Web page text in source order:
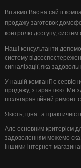
Вітаємо Вас на сайті
продажу заготовок
контролю доступу, систем
Наші консультанти
систему
сигналізації, яка
У нашій компанії є
продажу, з гарантією. Ми
післягарантійний ремонт
Якість, ціна та
Але основним критерієм
задоволенням можемо
іншими інтернет-